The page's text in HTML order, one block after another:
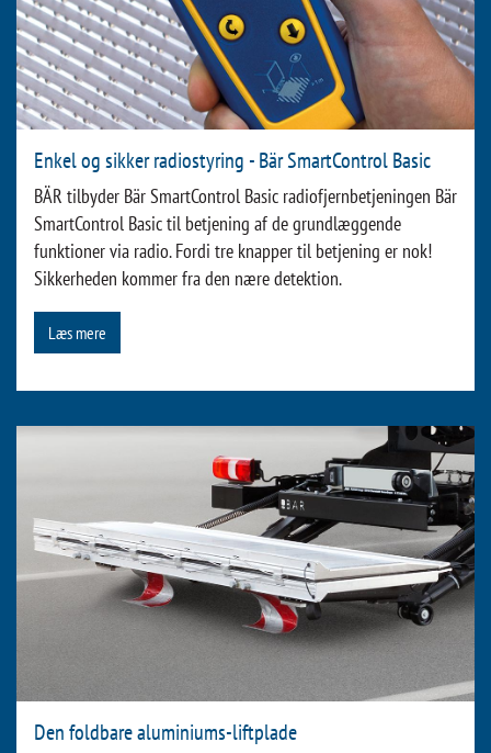
Enkel og sikker radiostyring - Bär SmartControl Basic
BÄR tilbyder Bär SmartControl Basic radiofjernbetjeningen Bär
SmartControl Basic til betjening af de grundlæggende
funktioner via radio. Fordi tre knapper til betjening er nok!
Sikkerheden kommer fra den nære detektion.
Læs mere
Den foldbare aluminiums-liftplade